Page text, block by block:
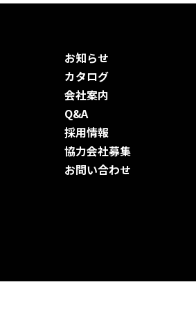
お知らせ
カタログ
会社案内
Q&A
採用情報
協力会社募集
お問い合わせ